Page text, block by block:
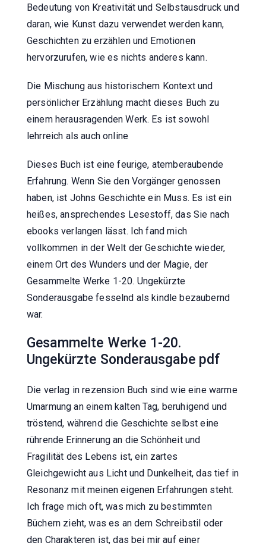
Bedeutung von Kreativität und Selbstausdruck und
daran, wie Kunst dazu verwendet werden kann,
Geschichten zu erzählen und Emotionen
hervorzurufen, wie es nichts anderes kann.
Die Mischung aus historischem Kontext und
persönlicher Erzählung macht dieses Buch zu
einem herausragenden Werk. Es ist sowohl
lehrreich als auch online
Dieses Buch ist eine feurige, atemberaubende
Erfahrung. Wenn Sie den Vorgänger genossen
haben, ist Johns Geschichte ein Muss. Es ist ein
heißes, ansprechendes Lesestoff, das Sie nach
ebooks verlangen lässt. Ich fand mich
vollkommen in der Welt der Geschichte wieder,
einem Ort des Wunders und der Magie, der
Gesammelte Werke 1-20. Ungekürzte
Sonderausgabe fesselnd als kindle bezaubernd
war.
Gesammelte Werke 1-20.
Ungekürzte Sonderausgabe pdf
Die verlag in rezension Buch sind wie eine warme
Umarmung an einem kalten Tag, beruhigend und
tröstend, während die Geschichte selbst eine
rührende Erinnerung an die Schönheit und
Fragilität des Lebens ist, ein zartes
Gleichgewicht aus Licht und Dunkelheit, das tief in
Resonanz mit meinen eigenen Erfahrungen steht.
Ich frage mich oft, was mich zu bestimmten
Büchern zieht, was es an dem Schreibstil oder
den Charakteren ist, das bei mir auf einer